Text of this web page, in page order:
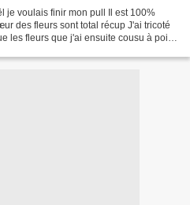
je voulais finir mon pull Il est 100%
des fleurs sont total récup J'ai tricoté
les fleurs que j'ai ensuite cousu à point